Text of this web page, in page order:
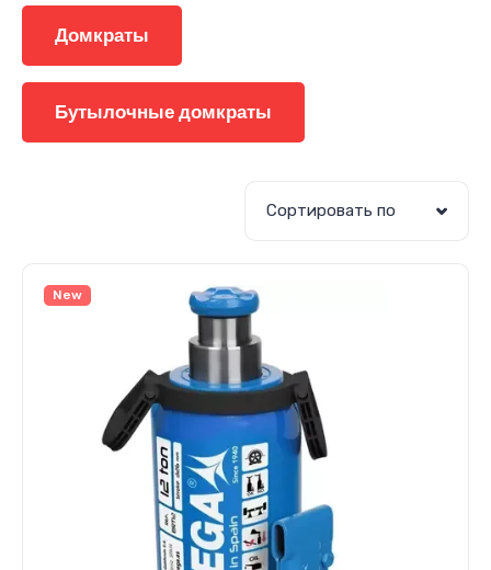
Домкраты
Бутылочные домкраты
Сортировать по
New